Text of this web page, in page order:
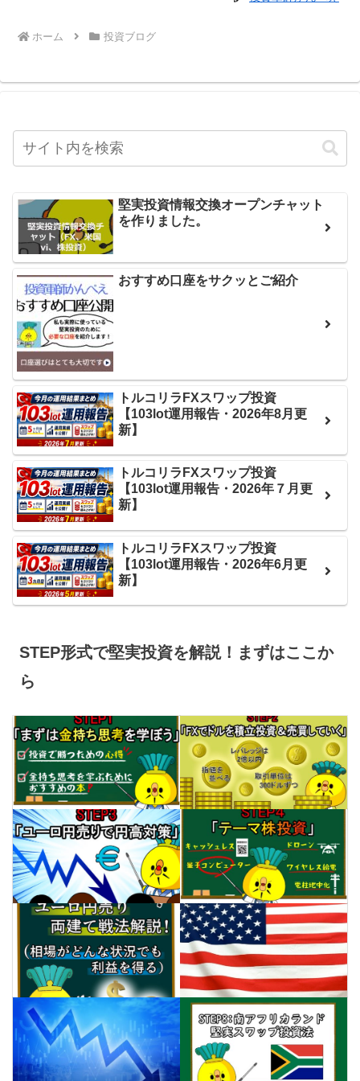
ホーム 投資ブログ
堅実投資情報交換オープンチャット
を作りました。
おすすめ口座をサクッとご紹介
トルコリラFXスワップ投資
【103lot運用報告・2026年8月更
新】
トルコリラFXスワップ投資
【103lot運用報告・2026年７月更
新】
トルコリラFXスワップ投資
【103lot運用報告・2026年6月更
新】
STEP形式で堅実投資を解説！まずはここか
ら